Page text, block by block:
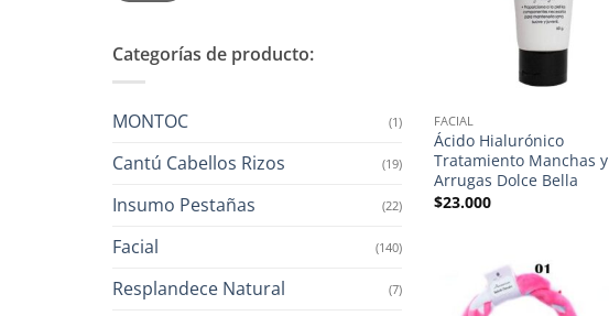
Categorías de producto:
MONTOC (1)
Cantú Cabellos Rizos (19)
Insumo Pestañas (22)
Facial (140)
Resplandece Natural (7)
FACIAL
Ácido Hialurónico
Tratamiento Manchas y
Arrugas Dolce Bella
$23.000